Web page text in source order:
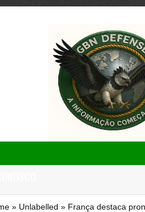
» Unlabelled » França destaca